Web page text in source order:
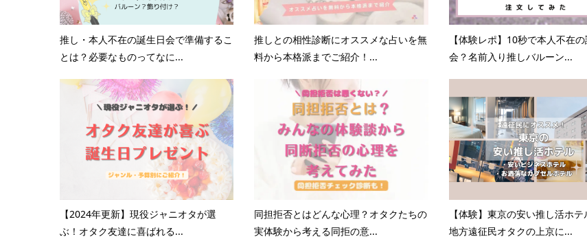
推し・本人不在の誕生日会で準備するこ
とは？必要なものってなに...
推しとの相性診断にオススメな占いを無
料から本格派までご紹介！...
【体験レポ】10秒で本人不在
会？名前入り推しバルーン...
【2024年更新】現役ジャニオタが選
ぶ！オタク友達に喜ばれる...
同担拒否とはどんな心理？オタクたちの
実体験から考える同拒の意...
【体験】東京の安い推し活ホテ
地方遠征民オタクの上京に...